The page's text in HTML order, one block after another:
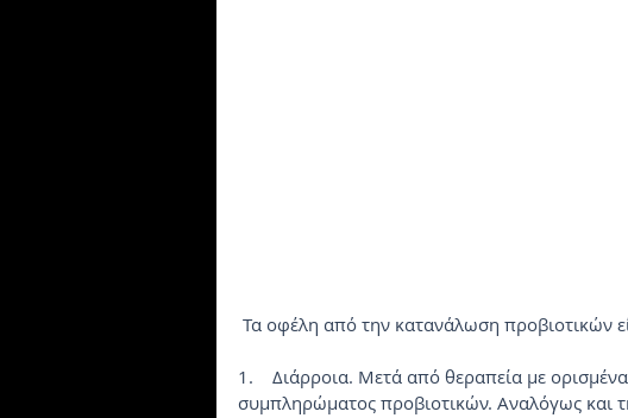
Τα οφέλη από την κατανάλωση προβιοτικών
1.    Διάρροια. Μετά από θεραπεία με
συμπληρώματος προβιοτικών. Αναλόγως και